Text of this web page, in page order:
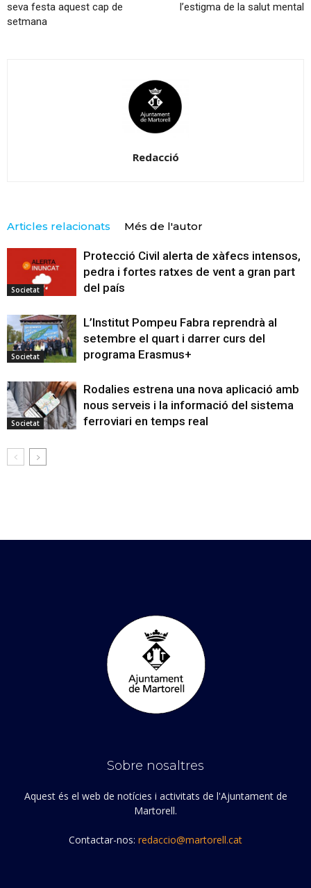
seva festa aquest cap de
setmana
l’estigma de la salut mental
Redacció
Articles relacionats Més de l'autor
Societat
Protecció Civil alerta de xàfecs intensos,
pedra i fortes ratxes de vent a gran part
del país
Societat
L’Institut Pompeu Fabra reprendrà al
setembre el quart i darrer curs del
programa Erasmus+
Societat
Rodalies estrena una nova aplicació amb
nous serveis i la informació del sistema
ferroviari en temps real
Sobre nosaltres
Aquest és el web de notícies i activitats de l'Ajuntament de
Martorell.
Contactar-nos: redaccio@martorell.cat